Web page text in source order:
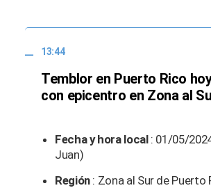
13:44
Temblor en Puerto Rico
con epicentro en Zona al
Fecha y hora local: 01/05/
Juan)
Región: Zona al Sur de Puerto